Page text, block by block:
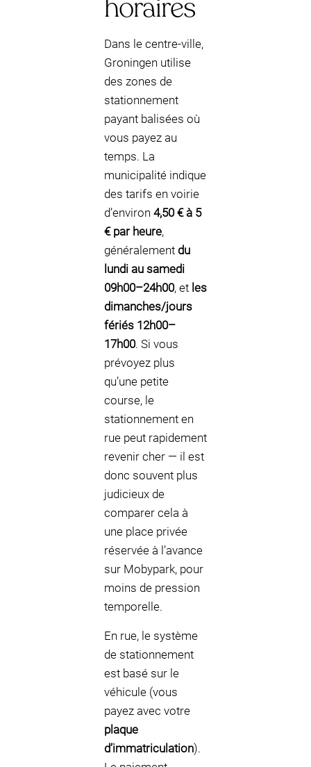
horaires
Dans le centre-ville,
Groningen utilise
des zones de
stationnement
payant balisées où
vous payez au
temps. La
municipalité indique
des tarifs en voirie
d’environ 4,50 € à 5
€ par heure,
généralement du
lundi au samedi
09h00–24h00, et les
dimanches/jours
fériés 12h00–
17h00. Si vous
prévoyez plus
qu’une petite
course, le
stationnement en
rue peut rapidement
revenir cher — il est
donc souvent plus
judicieux de
comparer cela à
une place privée
réservée à l’avance
sur Mobypark, pour
moins de pression
temporelle.
En rue, le système
de stationnement
est basé sur le
véhicule (vous
payez avec votre
plaque
d’immatriculation).